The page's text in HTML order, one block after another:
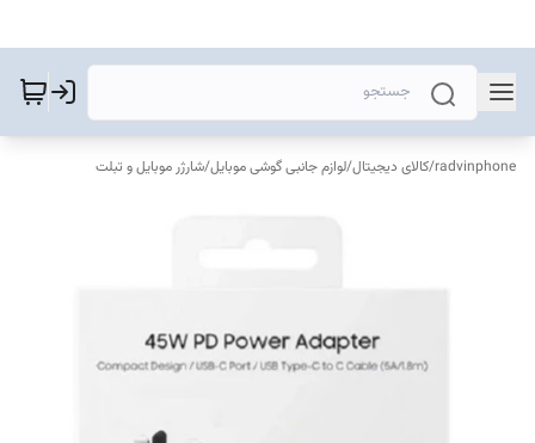
radvinphone
/کالای دیجیتال/لوازم جانبی گوشی موبایل/شارژر موبایل و تبلت